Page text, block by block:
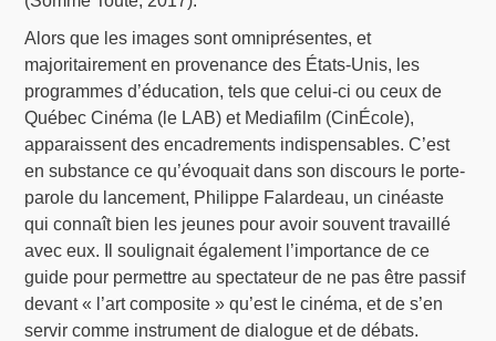
Alors que les images sont omniprésentes, et
majoritairement en provenance des États-Unis, les
programmes d’éducation, tels que celui-ci ou ceux de
Québec Cinéma (le LAB) et Mediafilm (CinÉcole),
apparaissent des encadrements indispensables. C’est
en substance ce qu’évoquait dans son discours le porte-
parole du lancement, Philippe Falardeau, un cinéaste
qui connaît bien les jeunes pour avoir souvent travaillé
avec eux. Il soulignait également l’importance de ce
guide pour permettre au spectateur de ne pas être passif
devant « l’art composite » qu’est le cinéma, et de s’en
servir comme instrument de dialogue et de débats.